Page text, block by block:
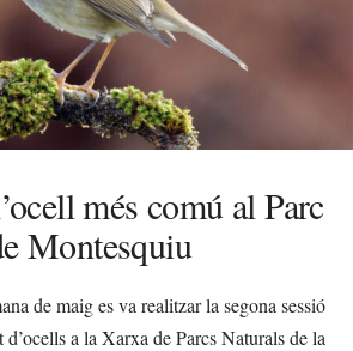
més comú al Parc
Montesquiu
de maig es va realitzar la segona sessió
a la Xarxa de Parcs Naturals de la